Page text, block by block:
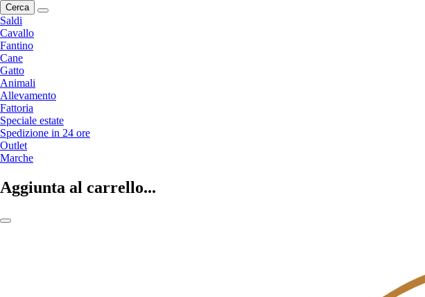
Cerca
Saldi
Cavallo
Fantino
Cane
Gatto
Animali
Allevamento
Fattoria
Speciale estate
Spedizione in 24 ore
Outlet
Marche
Aggiunta al carrello...